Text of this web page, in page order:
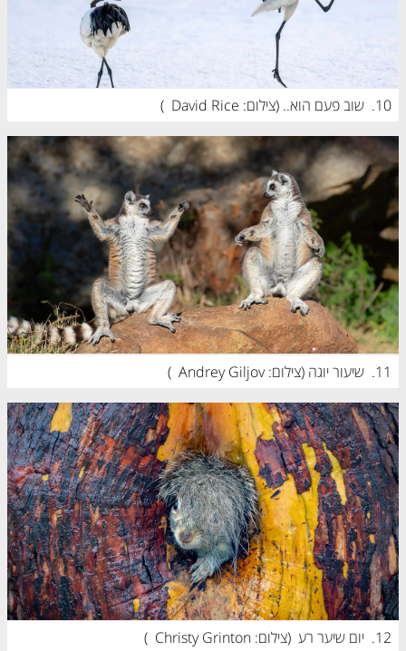
10. שוב פעם הוא.. (צילום: David Rice )
11. שיעור יוגה (צילום: Andrey Giljov )
12. יום שיער רע  (צילום: Christy Grinton )